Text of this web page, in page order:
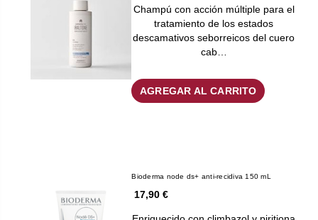
Champú con acción múltiple para el
tratamiento de los estados
descamativos seborreicos del cuero
cab…
AGREGAR AL CARRITO
Bioderma node ds+ anti-recidiva 150 mL
17,90 €